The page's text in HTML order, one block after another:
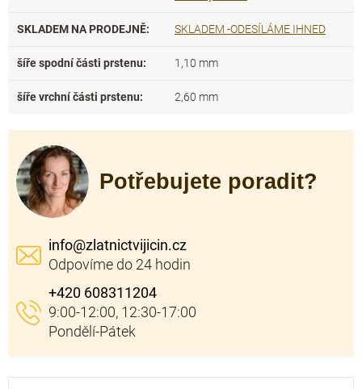
SKLADEM NA PRODEJNĚ: SKLADEM -ODESÍLÁME IHNED
šíře spodní části prstenu: 1,10 mm
šíře vrchní části prstenu: 2,60 mm
Potřebujete poradit?
info@zlatnictvijicin.cz
+420 608311204